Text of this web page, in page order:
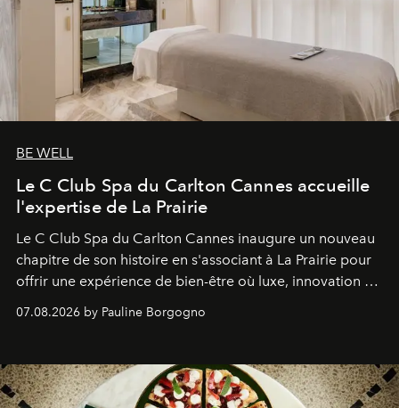
BE WELL
Le C Club Spa du Carlton Cannes accueille
l'expertise de La Prairie
Le C Club Spa du Carlton Cannes inaugure un nouveau
chapitre de son histoire en s'associant à La Prairie pour
offrir une expérience de bien-être où luxe, innovation et
expertise se rencontrent.
07.08.2026 by Pauline Borgogno